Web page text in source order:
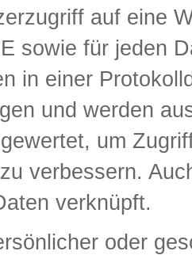
auf eine
sowie für jeden
in einer
und werden
um
verbessern.
verknüpft.
oder